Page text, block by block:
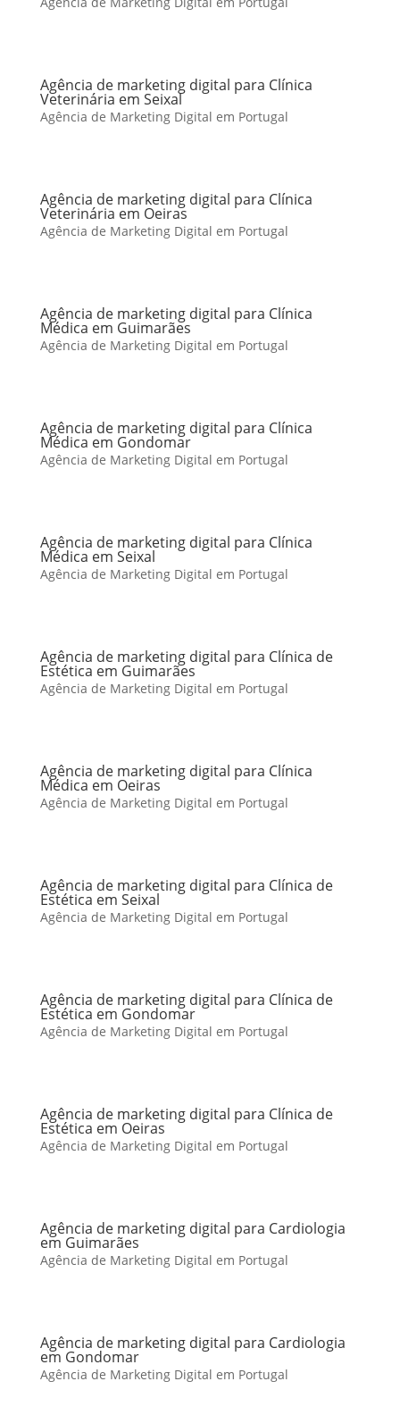
Agência de marketing digital para Clínica
Veterinária em Seixal
Agência de Marketing Digital em Portugal
Agência de marketing digital para Clínica
Veterinária em Oeiras
Agência de Marketing Digital em Portugal
Agência de marketing digital para Clínica
Médica em Guimarães
Agência de Marketing Digital em Portugal
Agência de marketing digital para Clínica
Médica em Gondomar
Agência de Marketing Digital em Portugal
Agência de marketing digital para Clínica
Médica em Seixal
Agência de Marketing Digital em Portugal
Agência de marketing digital para Clínica de
Estética em Guimarães
Agência de Marketing Digital em Portugal
Agência de marketing digital para Clínica
Médica em Oeiras
Agência de Marketing Digital em Portugal
Agência de marketing digital para Clínica de
Estética em Seixal
Agência de Marketing Digital em Portugal
Agência de marketing digital para Clínica de
Estética em Gondomar
Agência de Marketing Digital em Portugal
Agência de marketing digital para Clínica de
Estética em Oeiras
Agência de Marketing Digital em Portugal
Agência de marketing digital para Cardiologia
em Guimarães
Agência de Marketing Digital em Portugal
Agência de marketing digital para Cardiologia
em Gondomar
Agência de Marketing Digital em Portugal